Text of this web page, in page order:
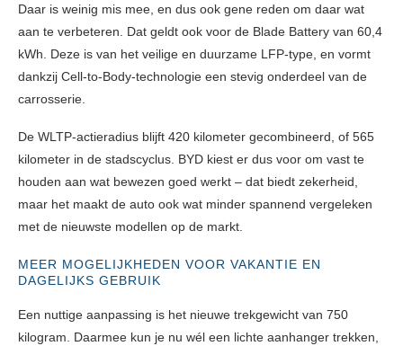
Daar is weinig mis mee, en dus ook gene reden om daar wat
aan te verbeteren. Dat geldt ook voor de Blade Battery van 60,4
kWh. Deze is van het veilige en duurzame LFP-type, en vormt
dankzij Cell-to-Body-technologie een stevig onderdeel van de
carrosserie.
De WLTP-actieradius blijft 420 kilometer gecombineerd, of 565
kilometer in de stadscyclus. BYD kiest er dus voor om vast te
houden aan wat bewezen goed werkt – dat biedt zekerheid,
maar het maakt de auto ook wat minder spannend vergeleken
met de nieuwste modellen op de markt.
MEER MOGELIJKHEDEN VOOR VAKANTIE EN
DAGELIJKS GEBRUIK
Een nuttige aanpassing is het nieuwe trekgewicht van 750
kilogram. Daarmee kun je nu wél een lichte aanhanger trekken,